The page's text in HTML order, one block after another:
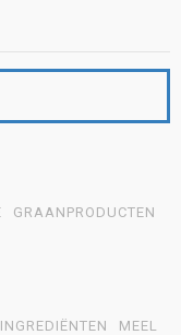
GRAANPRODUCTEN
INGREDIËNTEN
MEEL